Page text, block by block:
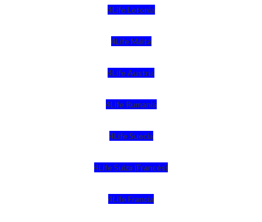
4Life Letonia
4Life Malta
4Life Austria
4Life Rumania
4Life Suecia
4Life Suiza (Francés)
4Life Francia